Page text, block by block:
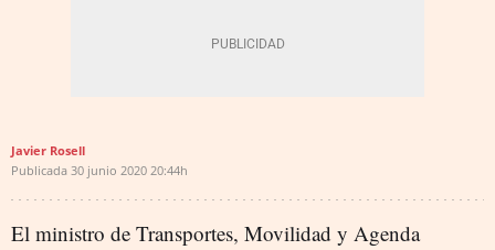
Javier Rosell
Publicada 30 junio 2020 20:44h
El ministro de Transportes, Movilidad y Agenda